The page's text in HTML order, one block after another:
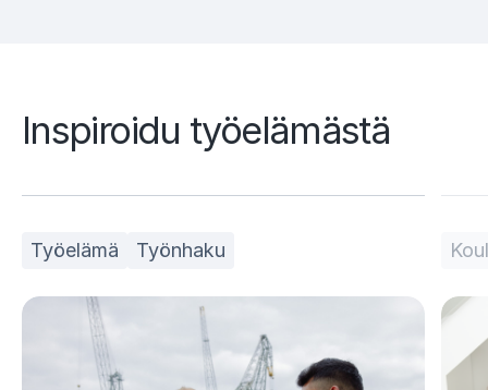
Inspiroidu työelämästä
Työelämä Työnhaku